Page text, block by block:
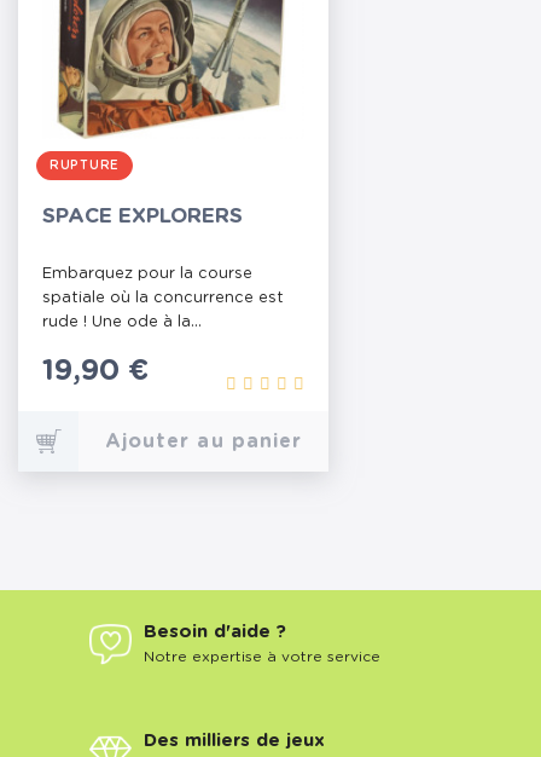
RUPTURE
SPACE EXPLORERS
Embarquez pour la course
spatiale où la concurrence est
rude ! Une ode à la...
Prix
19,90 €
Ajouter au panier
Besoin d'aide ?
Notre expertise à votre service
Des milliers de jeux